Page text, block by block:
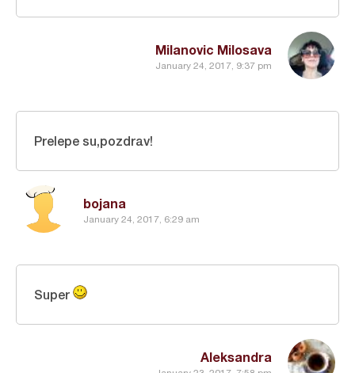
Milanovic Milosava
January 24, 2017, 9:37 pm
bojana
January 24, 2017, 6:29 am
Prelepe su,pozdrav!
Aleksandra
Super